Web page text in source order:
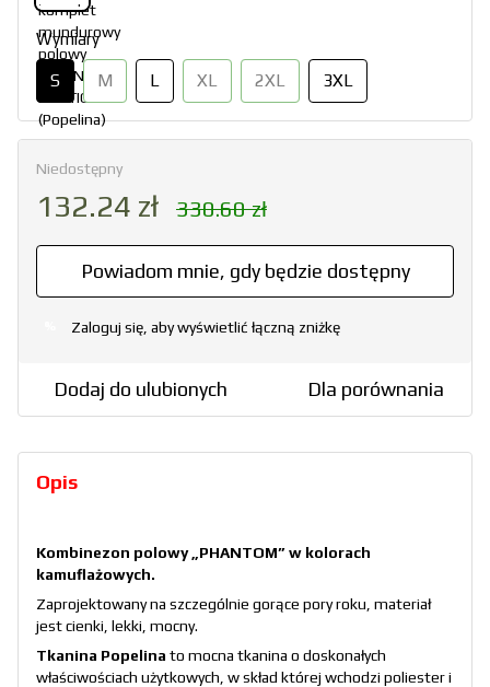
Wymiary
S M L XL 2XL 3XL
Niedostępny
132.24 zł 330.60 zł
Powiadom mnie, gdy będzie dostępny
Zaloguj się, aby wyświetlić łączną zniżkę
Dodaj do ulubionych Dla porównania
Opis
Kombinezon polowy „PHANTOM” w kolorach
kamuflażowych.
Zaprojektowany na szczególnie gorące pory roku, materiał
jest cienki, lekki, mocny.
Tkanina Popelina to mocna tkanina o doskonałych
właściwościach użytkowych, w skład której wchodzi poliester i